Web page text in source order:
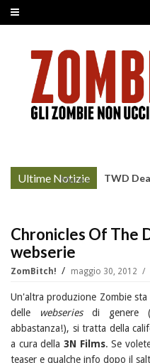
Ultime Notizie
More »
TWD
Chronicles Of The
webserie
ZomBitch! maggio 30, 2012
Un'altra produzione Zombie
delle
webseriesdi genere
abbastanza!), si tratta della
a cura della3N Films. Se
teaser e qualche info dopo il